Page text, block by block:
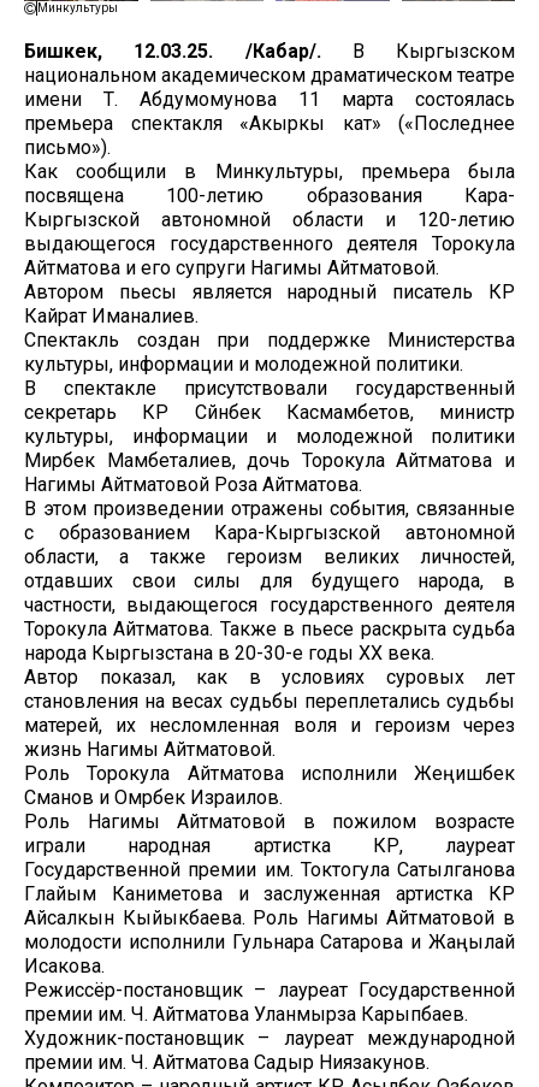
Минкультуры
Бишкек, 12.03.25. /Кабар/.
В Кыргызском
национальном академическом драматическом театре
имени Т. Абдумомунова 11 марта состоялась
премьера спектакля «Акыркы кат» («Последнее
письмо»).
Как сообщили в Минкультуры, премьера была
посвящена 100-летию образования Кара-
Кыргызской автономной области и 120-летию
выдающегося государственного деятеля Торокула
Айтматова и его супруги Нагимы Айтматовой.
Автором пьесы является народный писатель КР
Кайрат Иманалиев.
Спектакль создан при поддержке Министерства
культуры, информации и молодежной политики.
В спектакле присутствовали государственный
секретарь КР Сүйүнбек Касмамбетов, министр
культуры, информации и молодежной политики
Мирбек Мамбеталиев, дочь Торокула Айтматова и
Нагимы Айтматовой Роза Айтматова.
В этом произведении отражены события, связанные
с образованием Кара-Кыргызской автономной
области, а также героизм великих личностей,
отдавших свои силы для будущего народа, в
частности, выдающегося государственного деятеля
Торокула Айтматова. Также в пьесе раскрыта судьба
народа Кыргызстана в 20-30-е годы XX века.
Автор показал, как в условиях суровых лет
становления на весах судьбы переплетались судьбы
матерей, их несломленная воля и героизм через
жизнь Нагимы Айтматовой.
Роль Торокула Айтматова исполнили Жеңишбек
Сманов и Омүрбек Израилов.
Роль Нагимы Айтматовой в пожилом возрасте
играли народная артистка КР, лауреат
Государственной премии им. Токтогула Сатылганова
Гүлайым Каниметова и заслуженная артистка КР
Айсалкын Кыйыкбаева. Роль Нагимы Айтматовой в
молодости исполнили Гульнара Сатарова и Жаңылай
Исакова.
Режиссёр-постановщик – лауреат Государственной
премии им. Ч. Айтматова Уланмырза Карыпбаев.
Художник-постановщик – лауреат международной
премии им. Ч. Айтматова Садыр Ниязакунов.